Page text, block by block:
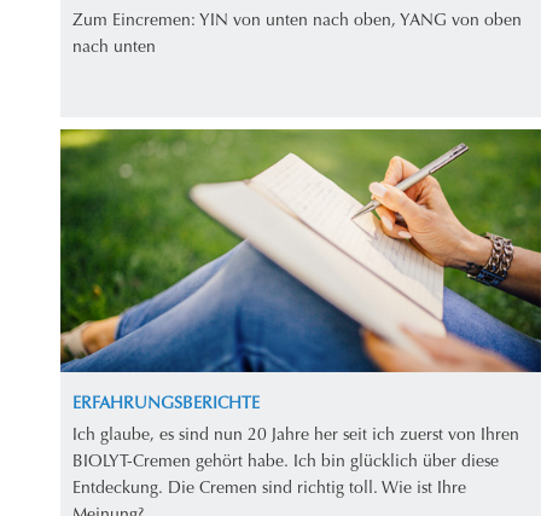
Zum Eincremen: YIN von unten nach oben, YANG von oben
nach unten
ERFAHRUNGSBERICHTE
Ich glaube, es sind nun 20 Jahre her seit ich zuerst von Ihren
BIOLYT-Cremen gehört habe. Ich bin glücklich über diese
Entdeckung. Die Cremen sind richtig toll. Wie ist Ihre